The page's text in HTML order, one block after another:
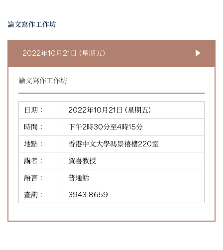
論文寫作工作坊
2022年10月21日 (星期五)
論文寫作工作坊
日期：
2022年10月21日 (星期五)
時間：
下午2時30分至4時15分
地點：
香港中文大學馮景禧樓220室
講者：
賀喜教授
語言：
普通話
查詢：
3943 8659